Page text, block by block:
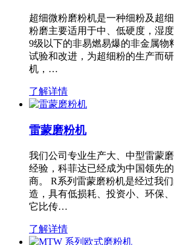
超细微粉磨粉机是一种细粉及超
粉磨主要适用于中、低硬度，湿
9级以下的非易燃易爆的非金属物
试验和改进，为超细粉的生产而
机，…
了解详情
雷蒙磨粉机
我们公司专业生产大、中型雷蒙
经验，科菲达已经成为中国领先
商。 R系列雷蒙磨粉机是经过我
造，具有低损耗、投资小、环保
它比传…
了解详情